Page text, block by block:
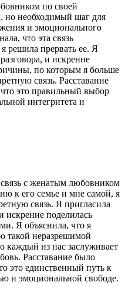
по своей
но необходимый шаг для
и эмоционального
что эта связь
решила прервать ее. Я
и искренне
по которым я больше
связь. Расставание
это правильный выбор
интегритета и
с женатым любовником
к его семье и мне самой, я
связь. Я пригласила
искренне поделилась
Я объяснила, что я
такой неразрешимой
каждый из нас заслуживает
Расставание было
это единственный путь к
и эмоциональной свободе.